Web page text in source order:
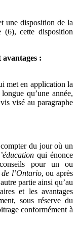
une disposition de la
(6), cette disposition
:
met en application la
qu’une année,
visé au paragraphe
du jour où un
qui énonce
pour un ou
de l’Ontario, ou après
partie ainsi qu’au
et les avantages
sous réserve du
conformément à